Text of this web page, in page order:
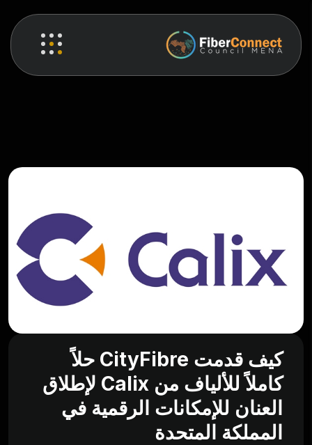
كيف قدمت CityFibre حلاً
كاملاً للألياف من Calix لإطلاق
العنان للإمكانات الرقمية في
المملكة المتحدة